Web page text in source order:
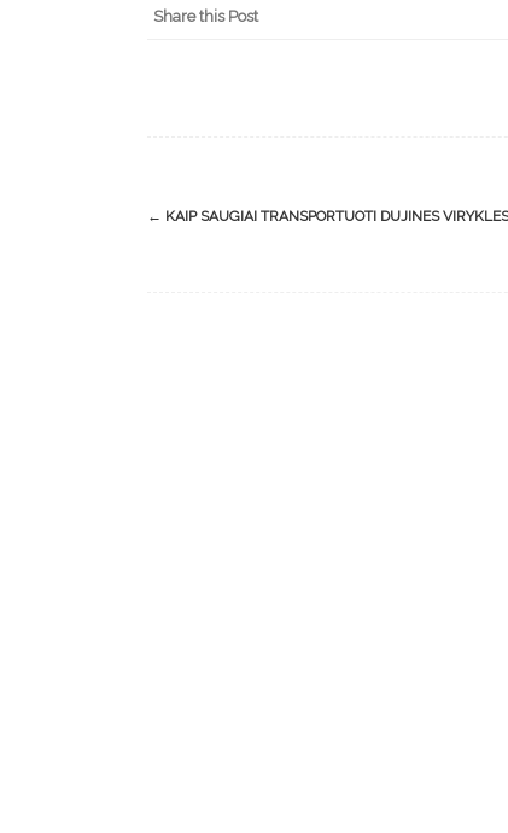
Share this Post
Post
← KAIP SAUGIAI TRANSPORTUOTI DUJINES